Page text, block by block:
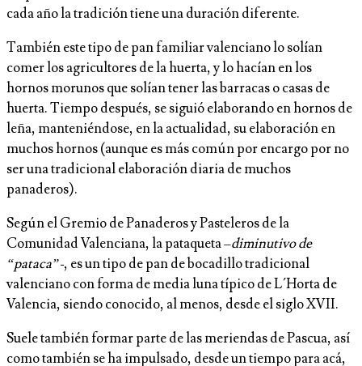
cada año la tradición tiene una duración diferente.
También este tipo de pan familiar valenciano lo solían
comer los agricultores de la huerta, y lo hacían en los
hornos morunos que solían tener las barracas o casas de
huerta. Tiempo después, se siguió elaborando en hornos de
leña, manteniéndose, en la actualidad, su elaboración en
muchos hornos (aunque es más común por encargo por no
ser una tradicional elaboración diaria de muchos
panaderos).
Según el Gremio de Panaderos y Pasteleros de la
Comunidad Valenciana, la pataqueta –diminutivo de
“pataca”-, es un tipo de pan de bocadillo tradicional
valenciano con forma de media luna típico de L´Horta de
Valencia, siendo conocido, al menos, desde el siglo XVII.
Suele también formar parte de las meriendas de Pascua, así
como también se ha impulsado, desde un tiempo para acá,